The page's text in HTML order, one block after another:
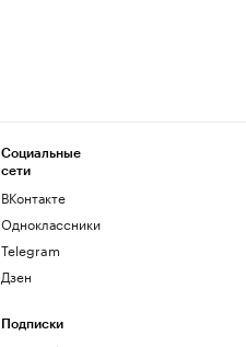
Социальные
сети
ВКонтакте
Одноклассники
Telegram
Дзен
Подписки